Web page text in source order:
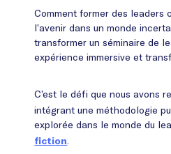
Comment former des leaders
l’avenir dans un monde
transformer un séminaire de
expérience immersive et
C’est le défi que nous avons
intégrant une méthodologie
explorée dans le monde du
fiction